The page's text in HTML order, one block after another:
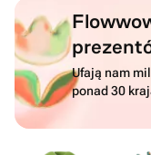
Ufają nam
ponad 30